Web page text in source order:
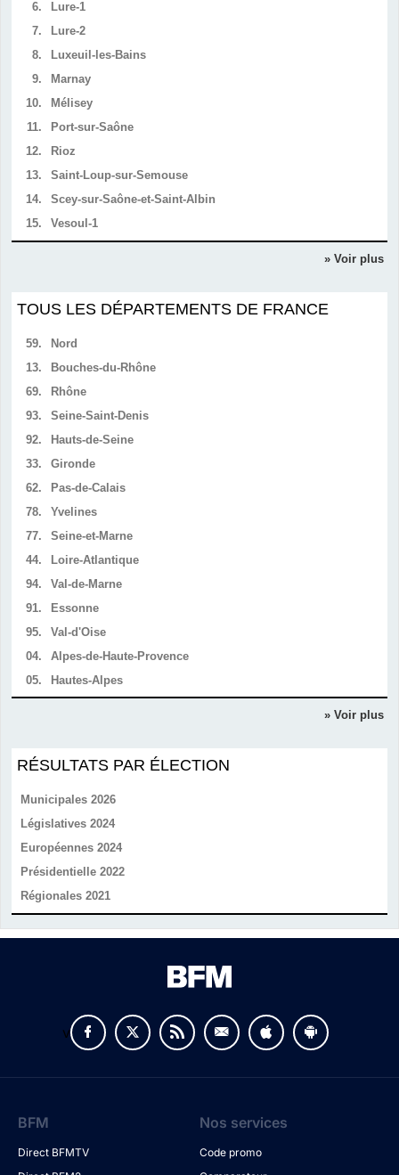
6.
Lure-1
7.
Lure-2
8.
Luxeuil-les-Bains
9.
Marnay
10.
Mélisey
11.
Port-sur-Saône
12.
Rioz
13.
Saint-Loup-sur-Semouse
14.
Scey-sur-Saône-et-Saint-Albin
15.
Vesoul-1
» Voir plus
TOUS LES DÉPARTEMENTS DE FRANCE
59.
Nord
13.
Bouches-du-Rhône
69.
Rhône
93.
Seine-Saint-Denis
92.
Hauts-de-Seine
33.
Gironde
62.
Pas-de-Calais
78.
Yvelines
77.
Seine-et-Marne
44.
Loire-Atlantique
94.
Val-de-Marne
91.
Essonne
95.
Val-d'Oise
04.
Alpes-de-Haute-Provence
05.
Hautes-Alpes
» Voir plus
RÉSULTATS PAR ÉLECTION
Municipales 2026
Législatives 2024
Européennes 2024
Présidentielle 2022
Régionales 2021
v
BFM
Direct BFMTV
Nos services
Code promo